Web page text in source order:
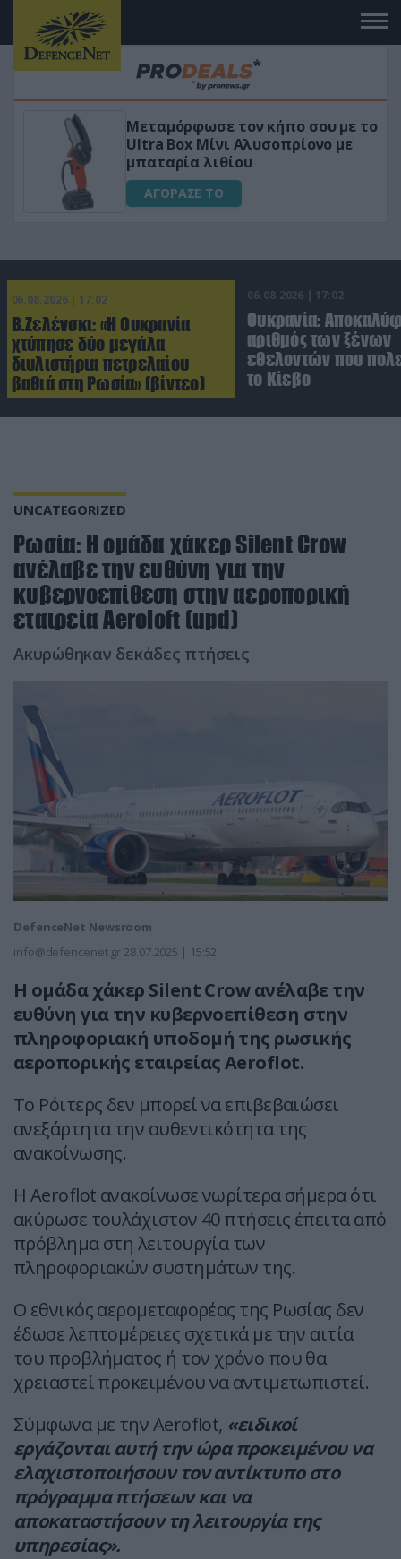
Μεταμόρφωσε τον κήπο σου με το
Ultra Box Μίνι Αλυσοπρίονο με
μπαταρία λιθίου
ΑΓΟΡΑΣΕ ΤΟ
06.08.2026 | 17:02
Β.Ζελένσκι: «Η Ουκρανία
χτύπησε δύο μεγάλα
διυλιστήρια πετρελαίου
βαθιά στη Ρωσία» (βίντεο)
06.08.2026 | 17:02
Ουκρανία:
αριθμός των ξένων
εθελοντών που
το Κίεβο
UNCATEGORIZED
Ρωσία: Η ομάδα χάκερ Silent Crow
ανέλαβε την ευθύνη για την
κυβερνοεπίθεση στην αεροπορική
εταιρεία Aeroloft (upd)
Ακυρώθηκαν δεκάδες πτήσεις
DefenceNet Newsroom
info@defencenet.gr 28.07.2025 | 15:52
Η ομάδα χάκερ Silent Crow ανέλαβε την
ευθύνη για την κυβερνοεπίθεση στην
πληροφοριακή υποδομή της ρωσικής
αεροπορικής εταιρείας Aeroflot.
Το Ρόιτερς δεν μπορεί να επιβεβαιώσει
ανεξάρτητα την αυθεντικότητα της
ανακοίνωσης.
Η Aeroflot ανακοίνωσε νωρίτερα σήμερα ότι
ακύρωσε τουλάχιστον 40 πτήσεις έπειτα από
πρόβλημα στη λειτουργία των
πληροφοριακών συστημάτων της.
Ο εθνικός αερομεταφορέας της Ρωσίας δεν
έδωσε λεπτομέρειες σχετικά με την αιτία
του προβλήματος ή τον χρόνο που θα
χρειαστεί προκειμένου να αντιμετωπιστεί.
Σύμφωνα με την Aeroflot, «ειδικοί
εργάζονται αυτή την ώρα προκειμένου να
ελαχιστοποιήσουν τον αντίκτυπο στο
πρόγραμμα πτήσεων και να
αποκαταστήσουν τη λειτουργία της
υπηρεσίας».